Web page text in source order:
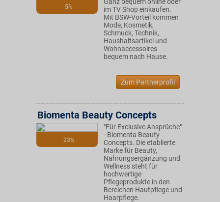
5%
im TV Shop einkaufen.
Mit BSW-Vorteil kommen
Mode, Kosmetik,
Schmuck, Technik,
Haushaltsartikel und
Wohnaccessoires
bequem nach Hause.
Zum Partnerprofil
23%
Biomenta Beauty Concepts
"Für Exclusive Ansprüche"
- Biomenta Beauty
Concepts. Die etablierte
Marke für Beauty,
Nahrungsergänzung und
Wellness steht für
hochwertige
Pflegeprodukte in den
Bereichen Hautpflege und
Haarpflege.